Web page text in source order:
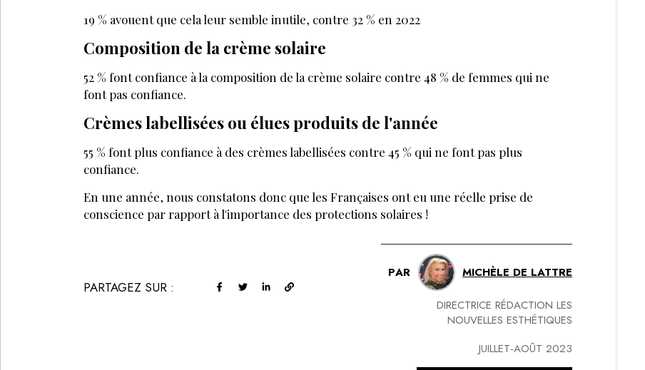
19 % avouent que cela leur semble inutile, contre 32 % en 2022
Composition de la crème solaire
52 % font confiance à la composition de la crème solaire contre 48 % de femmes qui ne
font pas confiance.
Crèmes labellisées ou élues produits de l'année
55 % font plus confiance à des crèmes labellisées contre 45 % qui ne font pas plus
confiance.
En une année, nous consta­tons donc que les Françaises ont eu une réelle prise de
conscience par rapport à l'importance des protections solaires !
PARTAGEZ SUR :
PAR MICHÈLE DE LATTRE
DIRECTRICE RÉDACTION LES
NOUVELLES ESTHÉTIQUES
JUILLET-AOÛT 2023